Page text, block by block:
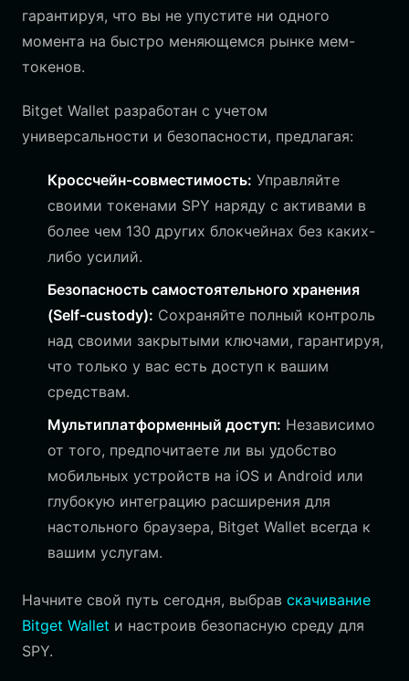
гарантируя, что вы не упустите ни одного
момента на быстро меняющемся рынке мем-
токенов.
Bitget Wallet разработан с учетом
универсальности и безопасности, предлагая:
Кроссчейн-совместимость: Управляйте
своими токенами SPY наряду с активами в
более чем 130 других блокчейнах без каких-
либо усилий.
Безопасность самостоятельного хранения
(Self-custody): Сохраняйте полный контроль
над своими закрытыми ключами, гарантируя,
что только у вас есть доступ к вашим
средствам.
Мультиплатформенный доступ: Независимо
от того, предпочитаете ли вы удобство
мобильных устройств на iOS и Android или
глубокую интеграцию расширения для
настольного браузера, Bitget Wallet всегда к
вашим услугам.
Начните свой путь сегодня, выбрав скачивание
Bitget Wallet и настроив безопасную среду для
SPY.